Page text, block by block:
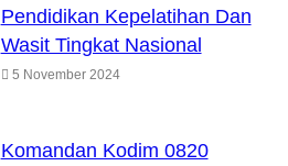
Pendidikan Kepelatihan Dan
Wasit Tingkat Nasional
5 November 2024
Komandan Kodim 0820